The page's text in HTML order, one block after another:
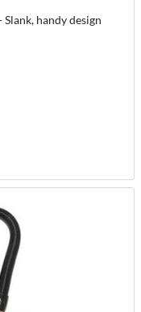
handy design